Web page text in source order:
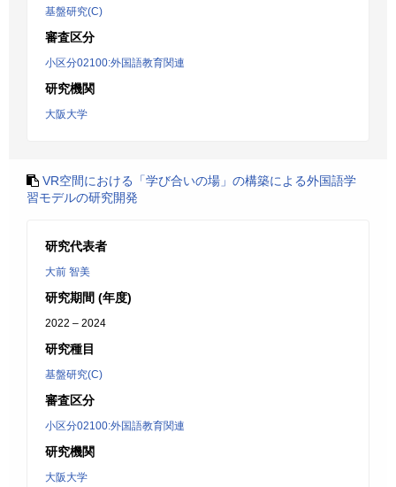
基盤研究(C)
審査区分
小区分02100:外国語教育関連
研究機関
大阪大学
VR空間における「学び合いの場」の構築による外国語学
習モデルの研究開発
研究代表者
大前 智美
研究期間 (年度)
2022 – 2024
研究種目
基盤研究(C)
審査区分
小区分02100:外国語教育関連
研究機関
大阪大学